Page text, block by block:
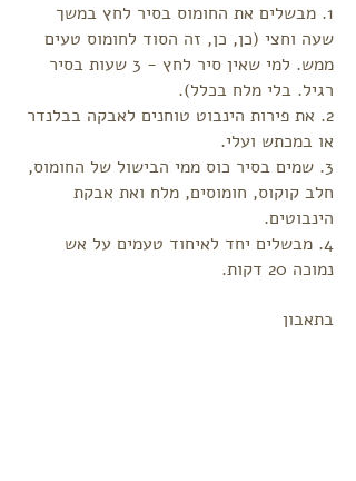
1. מבשלים את החומוס בסיר לחץ במשך
שעה וחצי (כן, כן, זה הסוד לחומוס טעים
ממש. למי שאין סיר לחץ - 3 שעות בסיר
רגיל. בלי מלח בכלל).
2. את פירות הינבוט טוחנים לאבקה בבלנדר
או במכתש ועלי.
3. שמים בסיר כוס ממי הבישול של החומוס,
חלב קוקוס, חומוסים, מלח ואת אבקת
הינבוטים.
4. מבשלים יחד לאיחוד טעמים על אש
נמוכה 20 דקות.
בתאבון